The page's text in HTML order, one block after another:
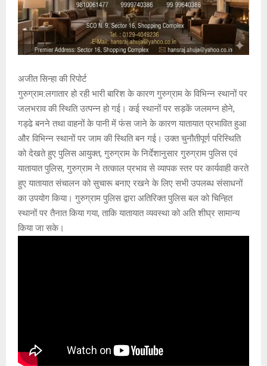
अजीत सिन्हा की रिपोर्ट
गुरुग्राम:लगातार हो रही भारी बारिश के कारण गुरुग्राम के विभिन्न स्थानों पर
जलभराव की स्थिति उत्पन्न हो गई। कई स्थानों पर सड़कें जलमग्न होने,
गड्ढे बनने तथा वाहनों के पानी में फंस जाने के कारण यातायात प्रभावित हुआ
और विभिन्न स्थानों पर जाम की स्थिति बन गई। उक्त चुनौतीपूर्ण परिस्थिति
को देखते हुए पुलिस आयुक्त, गुरुग्राम के निर्देशानुसार गुरुग्राम पुलिस एवं
यातायात पुलिस, गुरुग्राम ने तत्काल प्रभाव से व्यापक स्तर पर कार्यवाही करते
हुए यातायात संचालन को सुचारू बनाए रखने के लिए सभी उपलब्ध संसाधनों
का उपयोग किया। गुरुग्राम पुलिस द्वारा अतिरिक्त पुलिस बल को चिन्हित
स्थानों पर तैनात किया गया, ताकि यातायात व्यवस्था को अति शीघ्र सामान्य
किया जा सके।